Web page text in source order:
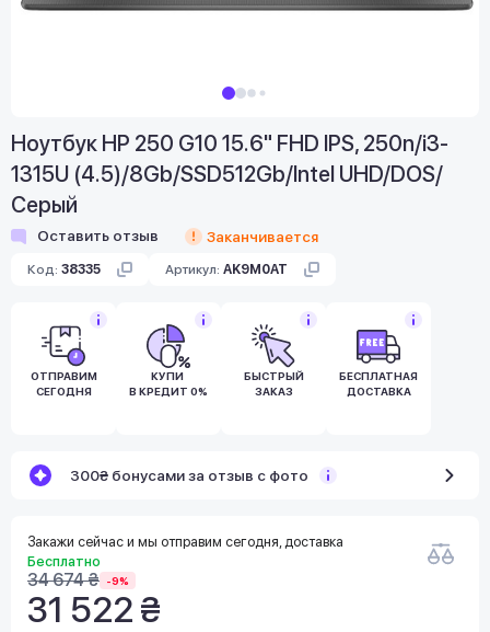
Ноутбук HP 250 G10 15.6" FHD IPS, 250n/i3-
1315U (4.5)/8Gb/SSD512Gb/Intel UHD/DOS/
Серый
Оставить отзыв Заканчивается
Код: 38335 Артикул: AK9M0AT
ОТПРАВИМ
СЕГОДНЯ
КУПИ
В КРЕДИТ 0%
БЫСТРЫЙ
ЗАКАЗ
БЕСПЛАТНАЯ
ДОСТАВКА
300₴ бонусами за отзыв с фото
Закажи сейчас и мы отправим сегодня, доставка
Бесплатно
34 674 ₴ -9%
31 522 ₴